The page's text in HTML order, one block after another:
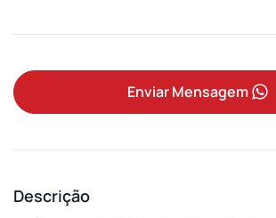
Enviar Mensagem
Descrição